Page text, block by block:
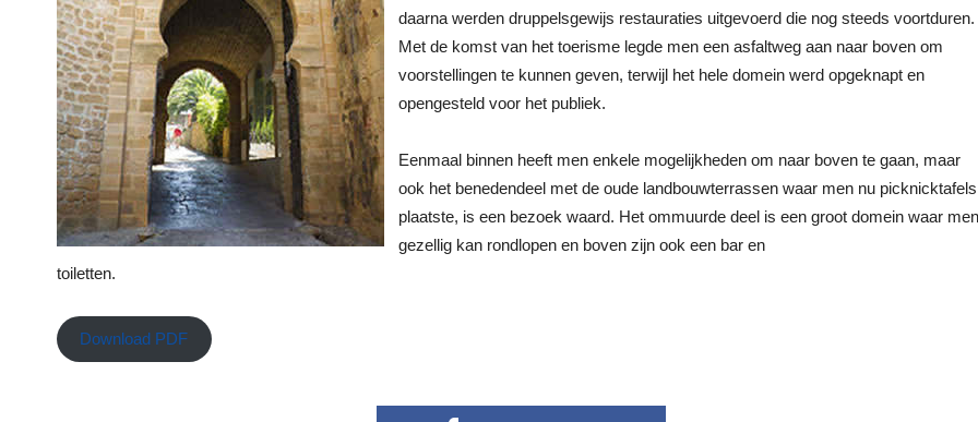
daarna werden druppelsgewijs restauraties uitgevoerd die nog steeds voortduren.
Met de komst van het toerisme legde men een asfaltweg aan naar boven om
voorstellingen te kunnen geven, terwijl het hele domein werd opgeknapt en
opengesteld voor het publiek.
Eenmaal binnen heeft men enkele mogelijkheden om naar boven te gaan, maar
ook het benedendeel met de oude landbouwterrassen waar men nu picknicktafels
plaatste, is een bezoek waard. Het ommuurde deel is een groot domein waar men
gezellig kan rondlopen en boven zijn ook een bar en
toiletten.
Download PDF